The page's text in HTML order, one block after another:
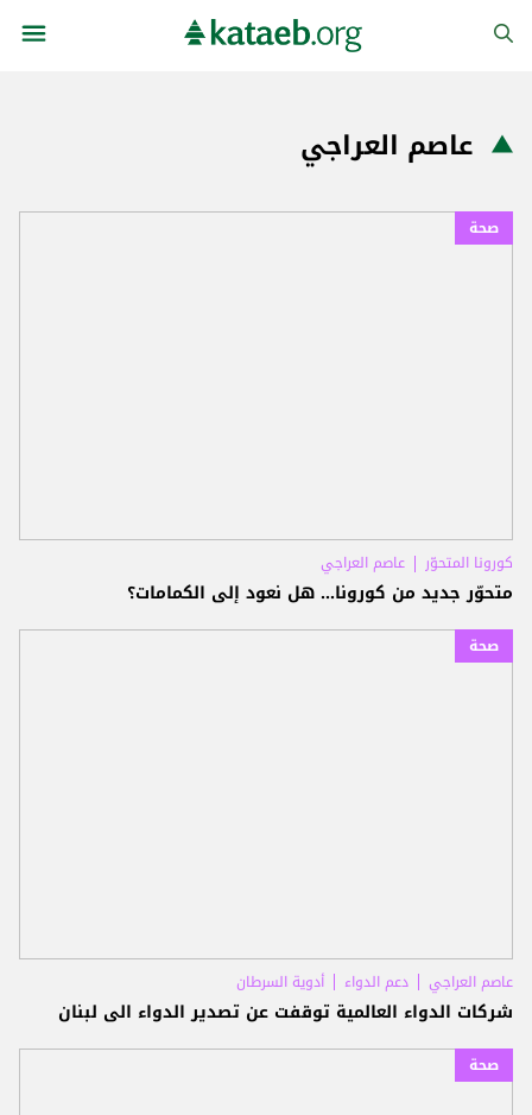
عاصم العراجي
صحة
كورونا المتحوّر عاصم العراجي
متحوّر جديد من كورونا... هل نعود إلى الكمامات؟
صحة
عاصم العراجي دعم الدواء أدوية السرطان
شركات الدواء العالمية توقفت عن تصدير الدواء الى لبنان
صحة